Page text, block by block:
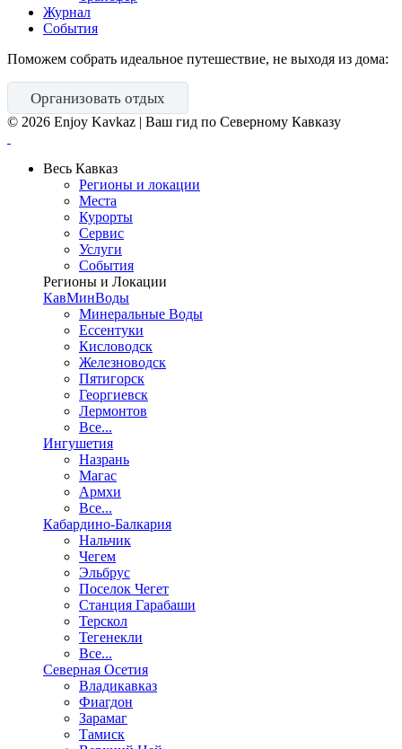
Журнал
События
Поможем собрать идеальное путешествие, не выходя из дома:
Организовать отдых
© 2026 Enjoy Kavkaz | Ваш гид по Северному Кавказу
Весь Кавказ
Регионы и локации
Места
Курорты
Сервис
Услуги
События
Регионы и Локации
КавМинВоды
Минеральные Воды
Ессентуки
Кисловодск
Железноводск
Пятигорск
Георгиевск
Лермонтов
Все...
Ингушетия
Назрань
Магас
Армхи
Все...
Кабардино-Балкария
Нальчик
Чегем
Эльбрус
Поселок Чегет
Станция Гарабаши
Терскол
Тегенекли
Все...
Северная Осетия
Владикавказ
Фиагдон
Зарамаг
Тамиск